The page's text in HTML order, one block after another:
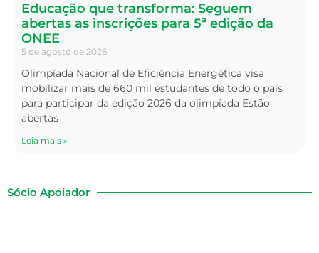
Educação que transforma: Seguem
abertas as inscrições para 5ª edição da
ONEE
5 de agosto de 2026
Olimpíada Nacional de Eficiência Energética visa
mobilizar mais de 660 mil estudantes de todo o país
para participar da edição 2026 da olimpíada Estão
abertas
Leia mais »
Sócio Apoiador